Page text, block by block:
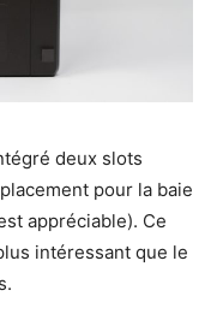
deux slots
pour la baie
appréciable). Ce
intéressant que le